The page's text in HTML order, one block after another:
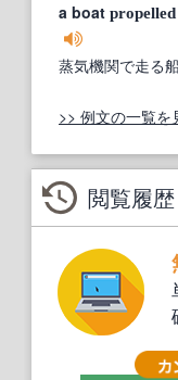
a boat propelled
蒸気機関で走る
>> 例文の一覧を
閲覧履歴